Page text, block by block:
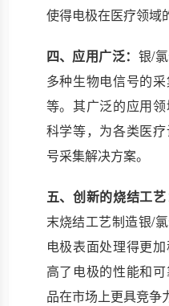
使得电极在医疗领域
四、应用广泛： 银/
多种生物电信号的
等。其广泛的应用
科学等，为各类医
号采集解决方案。
五、创新的烧结工艺
末烧结工艺制造银/
电极表面处理得更
高了电极的性能和
品在市场上更具竞争